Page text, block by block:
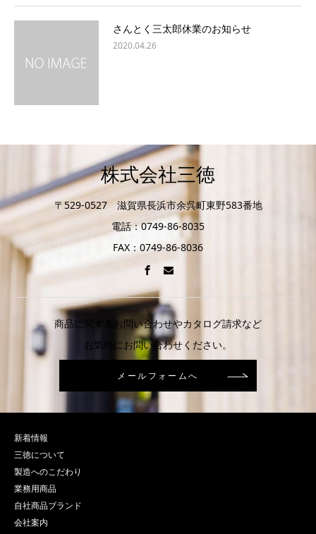
さんとく三太郎休業のお知らせ
2020.04.26
株式会社三徳
〒529-0527 滋賀県長浜市余呉町東野583番地
電話：0749-86-8035
FAX：0749-86-8036
商品に関するお問い合わせやカタログ請求など
お気軽にお問い合わせください。
メールフォームへ
新着情報
三徳について
製造へのこだわり
業務用商品
自社商品ブランド
会社案内